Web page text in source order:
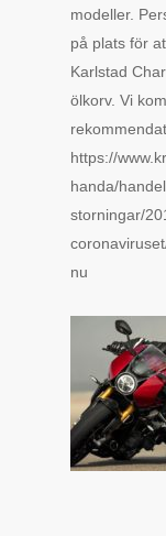
modeller.
på plats för
Karlstad
ölkorv. Vi
https://
handa/
storningar/
nu